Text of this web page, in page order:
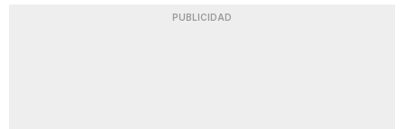
PUBLICIDAD